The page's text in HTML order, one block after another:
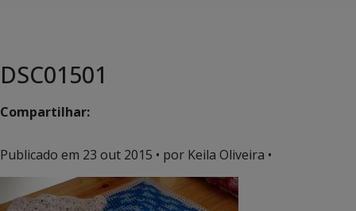
DSC01501
Compartilhar:
Publicado em 23 out 2015 • por Keila Oliveira •